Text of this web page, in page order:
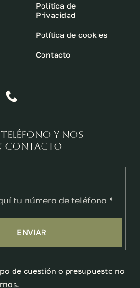
Política de
Privacidad
Política de cookies
Contacto
teléfono y nos
contacto
ENVIAR
de cuestión o presupuesto no